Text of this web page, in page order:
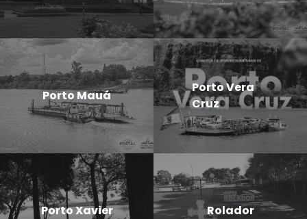
Porto Mauá
Porto Vera
Cruz
Porto Xavier Rolador